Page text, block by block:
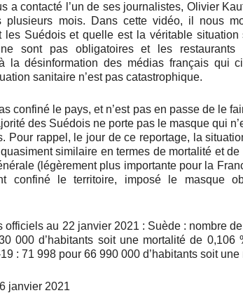
a contacté l’un de ses journalistes, Olivier
plusieurs mois. Dans cette vidéo, il nous
les Suédois et quelle est la véritable
sont pas obligatoires et les restaurants
la désinformation des médias français qui
sanitaire n’est pas catastrophique.
confiné le pays, et n’est pas en passe de le
des Suédois ne porte pas le masque qui
Pour rappel, le jour de ce reportage, la
similaire en termes de mortalité et
(légèrement plus importante pour la
confiné le territoire, imposé le masque
officiels au 22 janvier 2021 : Suède : nombre
000 d’habitants soit une mortalité de 0,106
: 71 998 pour 66 990 000 d’habitants soit
janvier 2021